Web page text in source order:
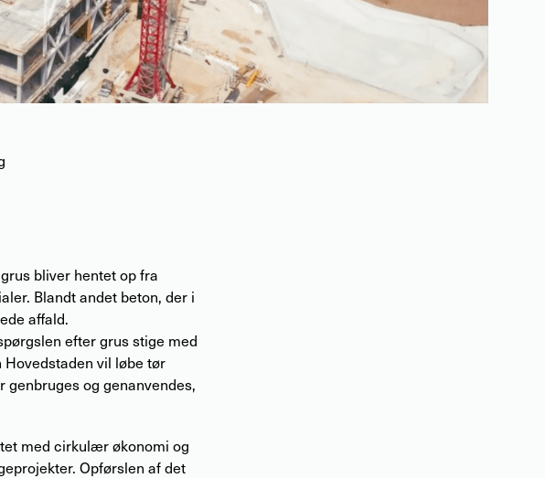
bliver hentet op fra
Blandt andet beton, der i
affald.
efter grus stige med
vil løbe tør
og genanvendes,
med cirkulær økonomi og
Opførslen af det